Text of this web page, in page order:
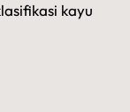
kayu